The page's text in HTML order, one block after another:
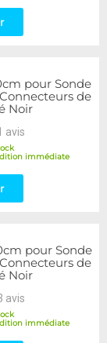
pour Sonde
de
Noir
avis
immédiate
pour Sonde
de
Noir
avis
immédiate